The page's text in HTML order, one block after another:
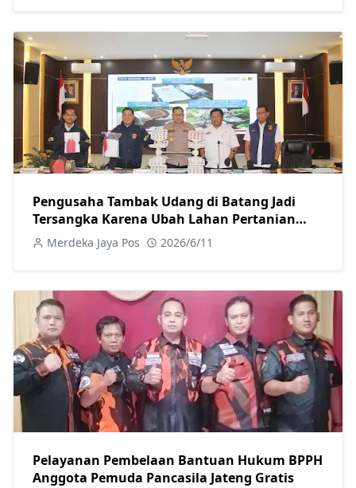
Pengusaha Tambak Udang di Batang Jadi
Tersangka Karena Ubah Lahan Pertanian
Secara Ilegal
Merdeka Jaya Pos 2026/6/11
Pelayanan Pembelaan Bantuan Hukum BPPH
Anggota Pemuda Pancasila Jateng Gratis